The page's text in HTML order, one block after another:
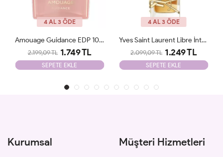
4 AL 3 ÖDE
Amouage Guidance EDP 100 Ml Tester
2.199,09 TL 1.749 TL
SEPETE EKLE
4 AL 3 ÖDE
Yves Saint Laurent Libre İntence Edp 90 Ml Tester
2.099,09 TL 1.249 TL
SEPETE EKLE
Kurumsal Müşteri Hizmetleri